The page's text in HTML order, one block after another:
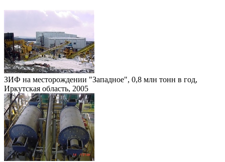
ЗИФ на месторождении "Западное", 0,8 млн тонн в год,
Иркутская область, 2005